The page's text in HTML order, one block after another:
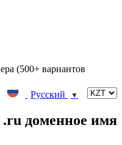
(500+ вариантов
Русский
▼
.ru доменное имя